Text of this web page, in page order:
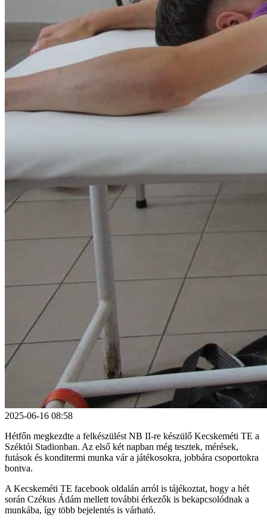
2025-06-16 08:58
Hétfőn megkezdte a felkészülést NB II-re készülő Kecskeméti TE a
Széktói Stadionban. Az első két napban még tesztek, mérések,
futások és konditermi munka vár a játékosokra, jobbára csoportokra
bontva.
A Kecskeméti TE facebook oldalán arról is tájékoztat, hogy a hét
során Czékus Ádám mellett további érkezők is bekapcsolódnak a
munkába, így több bejelentés is várható.